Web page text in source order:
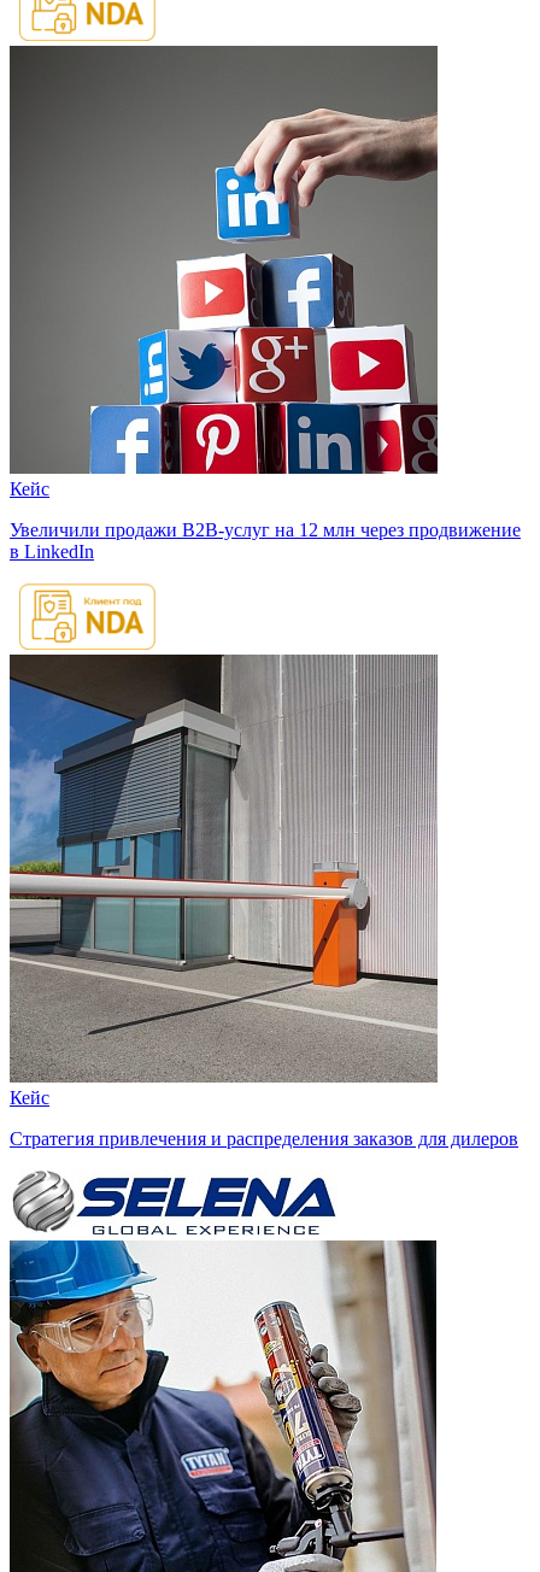
Кейс
Увеличили продажи B2B-услуг на 12 млн через продвижение
в LinkedIn
Кейс
Стратегия привлечения и распределения заказов для дилеров